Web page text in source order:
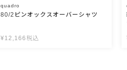
quadro
80/2ピンオックスオーバーシャツ
¥12,166 税込